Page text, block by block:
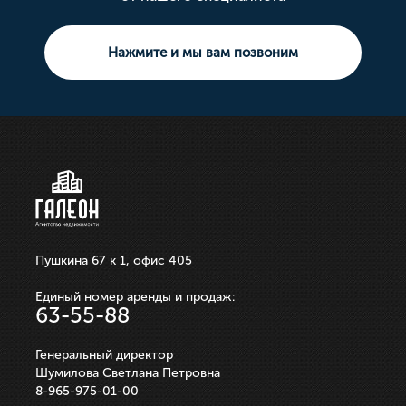
Тип сделки: Продажа
3 комнатная
ЗАПИСАТЬСЯ НА ПРОСМОТР
750 000р.
Тип сделки: Продажа
10 000 000р.
ЗАПИСАТЬСЯ НА ПРОСМОТР
21 100 000р.
Нажмите и мы вам позвоним
Пушкина 67 к 1, офис 405
Единый номер аренды и продаж:
63-55-88
Генеральный директор
Шумилова Светлана Петровна
8-965-975-01-00